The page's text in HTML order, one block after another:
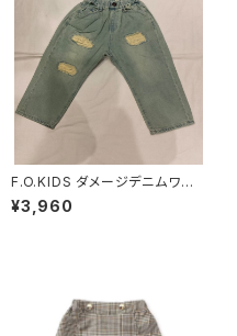
F.O.KIDS ダメージデニムワイド
パンツ R421126
¥3,960